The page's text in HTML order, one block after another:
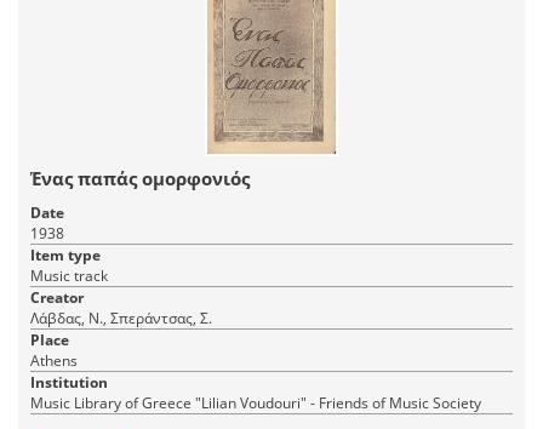
Ένας παπάς ομορφονιός
Date
1938
Item type
Music track
Creator
Λάβδας, Ν., Σπεράντσας, Σ.
Place
Athens
Institution
Music Library of Greece "Lilian Voudouri" - Friends of Music Society